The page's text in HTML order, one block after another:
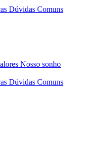
Dúvidas Comuns
Nosso sonho
Dúvidas Comuns